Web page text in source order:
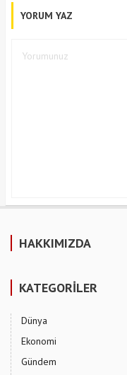
YORUM YAZ
HAKKIMIZDA
KATEGORİLER
Dünya
Ekonomi
Gündem